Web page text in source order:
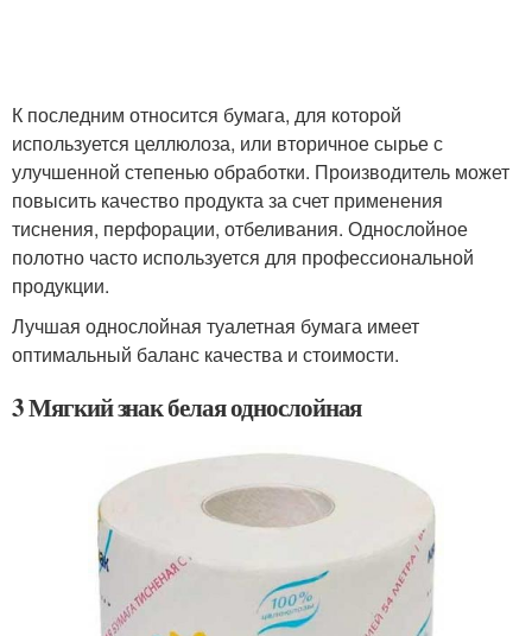
К последним относится бумага, для которой
используется целлюлоза, или вторичное сырье с
улучшенной степенью обработки. Производитель может
повысить качество продукта за счет применения
тиснения, перфорации, отбеливания. Однослойное
полотно часто используется для профессиональной
продукции.
Лучшая однослойная туалетная бумага имеет
оптимальный баланс качества и стоимости.
3 Мягкий знак белая однослойная